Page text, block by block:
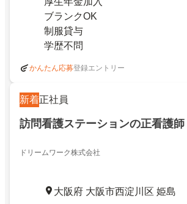
ブランクOK
制服貸与
学歴不問
かんたん応募登録エントリー
新着正社員
訪問看護ステーションの正看護師
ドリームワーク株式会社
大阪府 大阪市西淀川区 姫島